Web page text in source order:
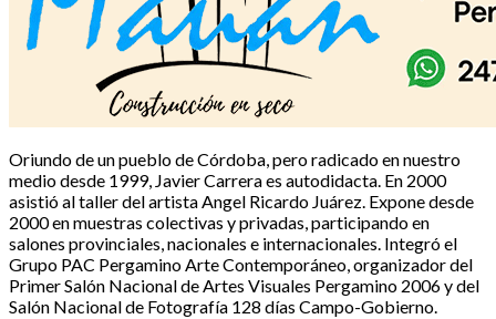
Oriundo de un pueblo de Córdoba, pero radicado en nuestro
medio desde 1999, Javier Carrera es autodidacta. En 2000
asistió al taller del artista Angel Ricardo Juárez. Expone desde
2000 en muestras colectivas y privadas, participando en
salones provinciales, nacionales e internacionales. Integró el
Grupo PAC Pergamino Arte Contemporáneo, organizador del
Primer Salón Nacional de Artes Visuales Pergamino 2006 y del
Salón Nacional de Fotografía 128 días Campo-Gobierno.